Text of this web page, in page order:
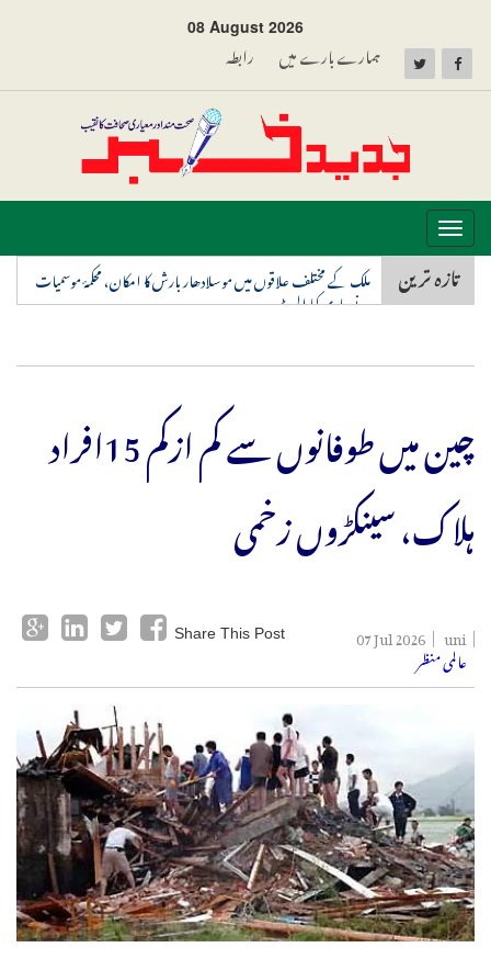
08 August 2026
ہمارے بارے میں رابطہ
Toggle
navigation
تازہ ترین ملک کے مختلف علاقوں میں موسلادھار بارش کا امکان، محکمۂ موسمیات
نے جاری کیا الرٹ
چین میں طوفانوں سے کم ازکم 15افراد
ہلاک، سینکڑوں زخمی
Share This Post 07 Jul 2026 uni
عالمی منظر